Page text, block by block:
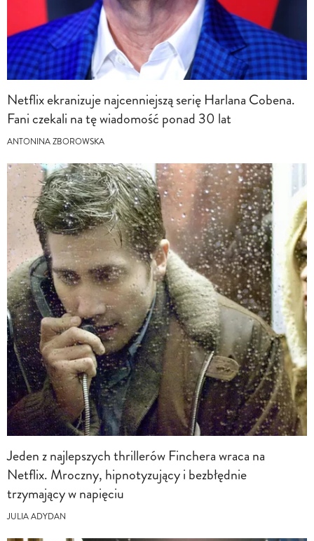
Netflix ekranizuje najcenniejszą serię Harlana Cobena.
Fani czekali na tę wiadomość ponad 30 lat
ANTONINA ZBOROWSKA
Jeden z najlepszych thrillerów Finchera wraca na
Netflix. Mroczny, hipnotyzujący i bezbłędnie
trzymający w napięciu
JULIA ADYDAN